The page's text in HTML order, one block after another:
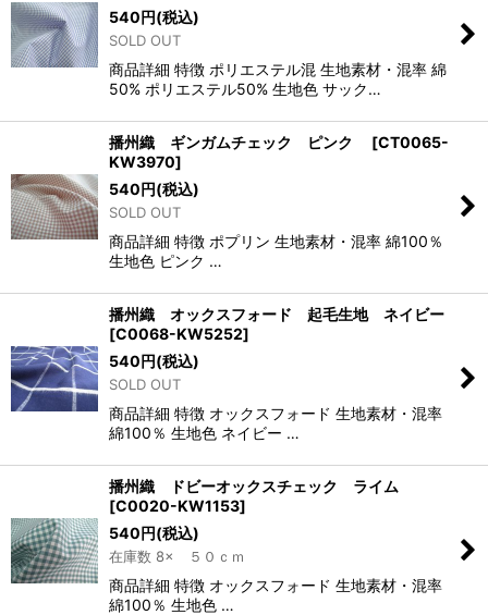
540円(税込)
SOLD OUT
商品詳細 特徴 ポリエステル混 生地素材・混率 綿
50% ポリエステル50% 生地色 サック…
播州織 ギンガムチェック ピンク [CT0065-
KW3970]
540円(税込)
SOLD OUT
商品詳細 特徴 ポプリン 生地素材・混率 綿100％
生地色 ピンク …
播州織 オックスフォード 起毛生地 ネイビー
[C0068-KW5252]
540円(税込)
SOLD OUT
商品詳細 特徴 オックスフォード 生地素材・混率
綿100％ 生地色 ネイビー …
播州織 ドビーオックスチェック ライム
[C0020-KW1153]
540円(税込)
在庫数 8× ５０ｃｍ
商品詳細 特徴 オックスフォード 生地素材・混率
綿100％ 生地色 …